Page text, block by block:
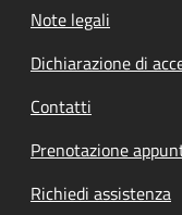
Note legali
Dichiarazione di
Contatti
Prenotazione
Richiedi assistenza